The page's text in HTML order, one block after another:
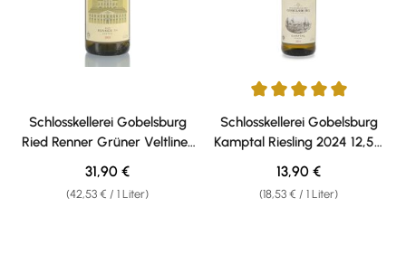
Schlosskellerei Gobelsburg
Ried Renner Grüner Veltliner
2022 13,5% vol. 0,75l
(42,53 € / 1 Liter)
Regulärer Preis:
31,90 €
Durchschnittliche Bewertung
Schlosskellerei Gobelsburg
Kamptal Riesling 2024 12,5%
vol. 0,75l
(18,53 € / 1 Liter)
Regulärer Preis:
13,90 €